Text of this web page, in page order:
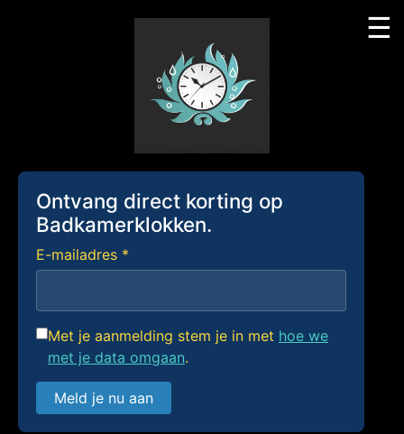
Ontvang direct korting op
Badkamerklokken.
E-mailadres *
Met je aanmelding stem je in met hoe we
met je data omgaan.
Meld je nu aan
☰